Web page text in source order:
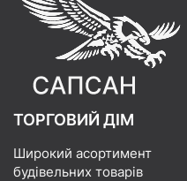
ТОРГОВИЙ ДІМ
Широкий асортимент
будівельних товарів